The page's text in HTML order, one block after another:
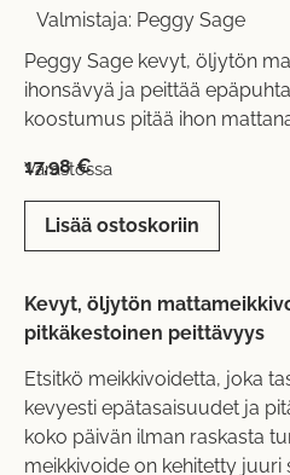
Valmistaja: Peggy Sage
Peggy Sage kevyt, öljytön
ihonsävyä ja peittää
koostumus pitää ihon
17,98€
Varastossa
Lisää ostoskoriin
Kevyt, öljytön
pitkäkestoinen peittävyys
Etsitkö meikkivoidetta, joka
kevyesti epätasaisuudet ja
koko päivän ilman raskasta
meikkivoide on kehitetty juuri